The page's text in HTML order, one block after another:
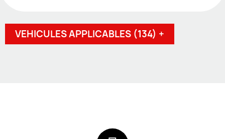
VEHICULES APPLICABLES (134) +